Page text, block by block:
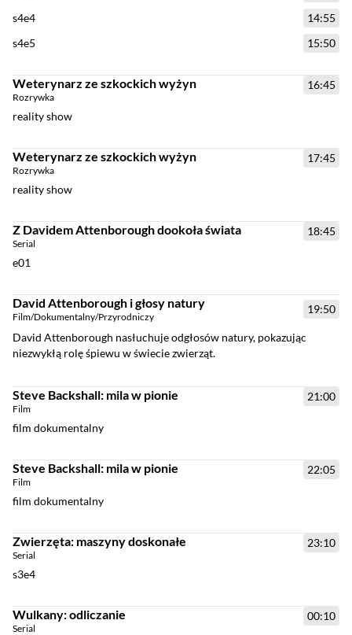
14:55
s4e4
15:50
s4e5
16:45
Weterynarz ze szkockich wyżyn
Rozrywka
reality show
17:45
Weterynarz ze szkockich wyżyn
Rozrywka
reality show
18:45
Z Davidem Attenborough dookoła świata
Serial
e01
19:50
David Attenborough i głosy natury
Film/Dokumentalny/Przyrodniczy
David Attenborough nasłuchuje odgłosów natury, pokazując
niezwykłą rolę śpiewu w świecie zwierząt.
21:00
Steve Backshall: mila w pionie
Film
film dokumentalny
22:05
Steve Backshall: mila w pionie
Film
film dokumentalny
23:10
Zwierzęta: maszyny doskonałe
Serial
s3e4
00:10
Wulkany: odliczanie
Serial